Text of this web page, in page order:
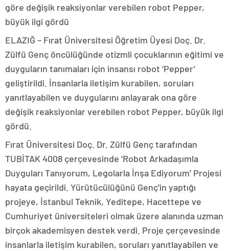
göre değişik reaksiyonlar verebilen robot Pepper,
büyük ilgi gördü
ELAZIĞ – Fırat Üniversitesi Öğretim Üyesi Doç. Dr.
Zülfü Genç öncülüğünde otizmli çocuklarının eğitimi ve
duyguların tanımaları için insansı robot ‘Pepper’
geliştirildi. İnsanlarla iletişim kurabilen, soruları
yanıtlayabilen ve duygularını anlayarak ona göre
değişik reaksiyonlar verebilen robot Pepper, büyük ilgi
gördü.
Fırat Üniversitesi Doç. Dr. Zülfü Genç tarafından
TUBİTAK 4008 çerçevesinde ‘Robot Arkadaşımla
Duyguları Tanıyorum, Legolarla İnşa Ediyorum’ Projesi
hayata geçirildi. Yürütücülüğünü Genç’in yaptığı
projeye, İstanbul Teknik, Yeditepe, Hacettepe ve
Cumhuriyet üniversiteleri olmak üzere alanında uzman
birçok akademisyen destek verdi. Proje çerçevesinde
insanlarla iletişim kurabilen, soruları yanıtlayabilen ve